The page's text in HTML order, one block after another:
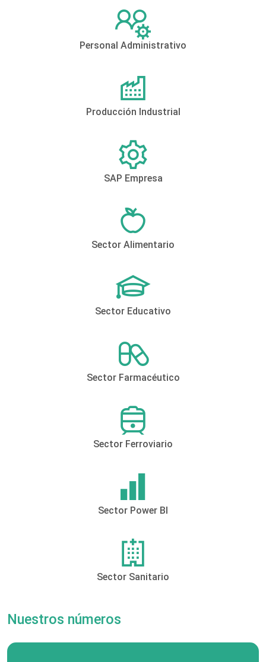
Personal Administrativo
Producción Industrial
SAP Empresa
Sector Alimentario
Sector Educativo
Sector Farmacéutico
Sector Ferroviario
Sector Power BI
Sector Sanitario
Nuestros números